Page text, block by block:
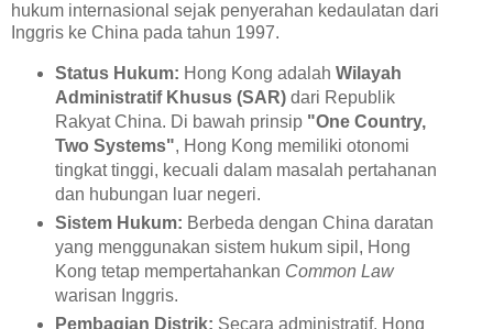
hukum internasional sejak penyerahan kedaulatan dari
Inggris ke China pada tahun 1997.
Status Hukum: Hong Kong adalah Wilayah
Administratif Khusus (SAR)dari Republik
Rakyat China. Di bawah prinsip "One Country,
Two Systems", Hong Kong memiliki otonomi
tingkat tinggi, kecuali dalam masalah pertahanan
dan hubungan luar negeri.
Sistem Hukum: Berbeda dengan China daratan
yang menggunakan sistem hukum sipil, Hong
Kong tetap mempertahankan Common Law
warisan Inggris.
Pembagian Distrik: Secara administratif, Hong